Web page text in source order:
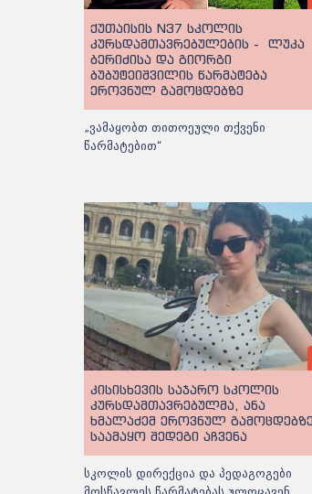
ქუთაისის N37 სკოლის
კურსდამთავრებულების - ლუკა
ბერიძისა და გიორგი
ბუბუტეიშვილის წარმატება
ეროვნულ გამოცდებზე
„ვამაყობთ თითოეული თქვენი
წარმატებით“
კისისხევის საჯარო სკოლის
კურსდამთავრებულმა, ანა
ხმალაძემ ეროვნულ გამოცდებზე
საამაყო შედეგი აჩვენა
სკოლის დირექცია და პედაგოგები